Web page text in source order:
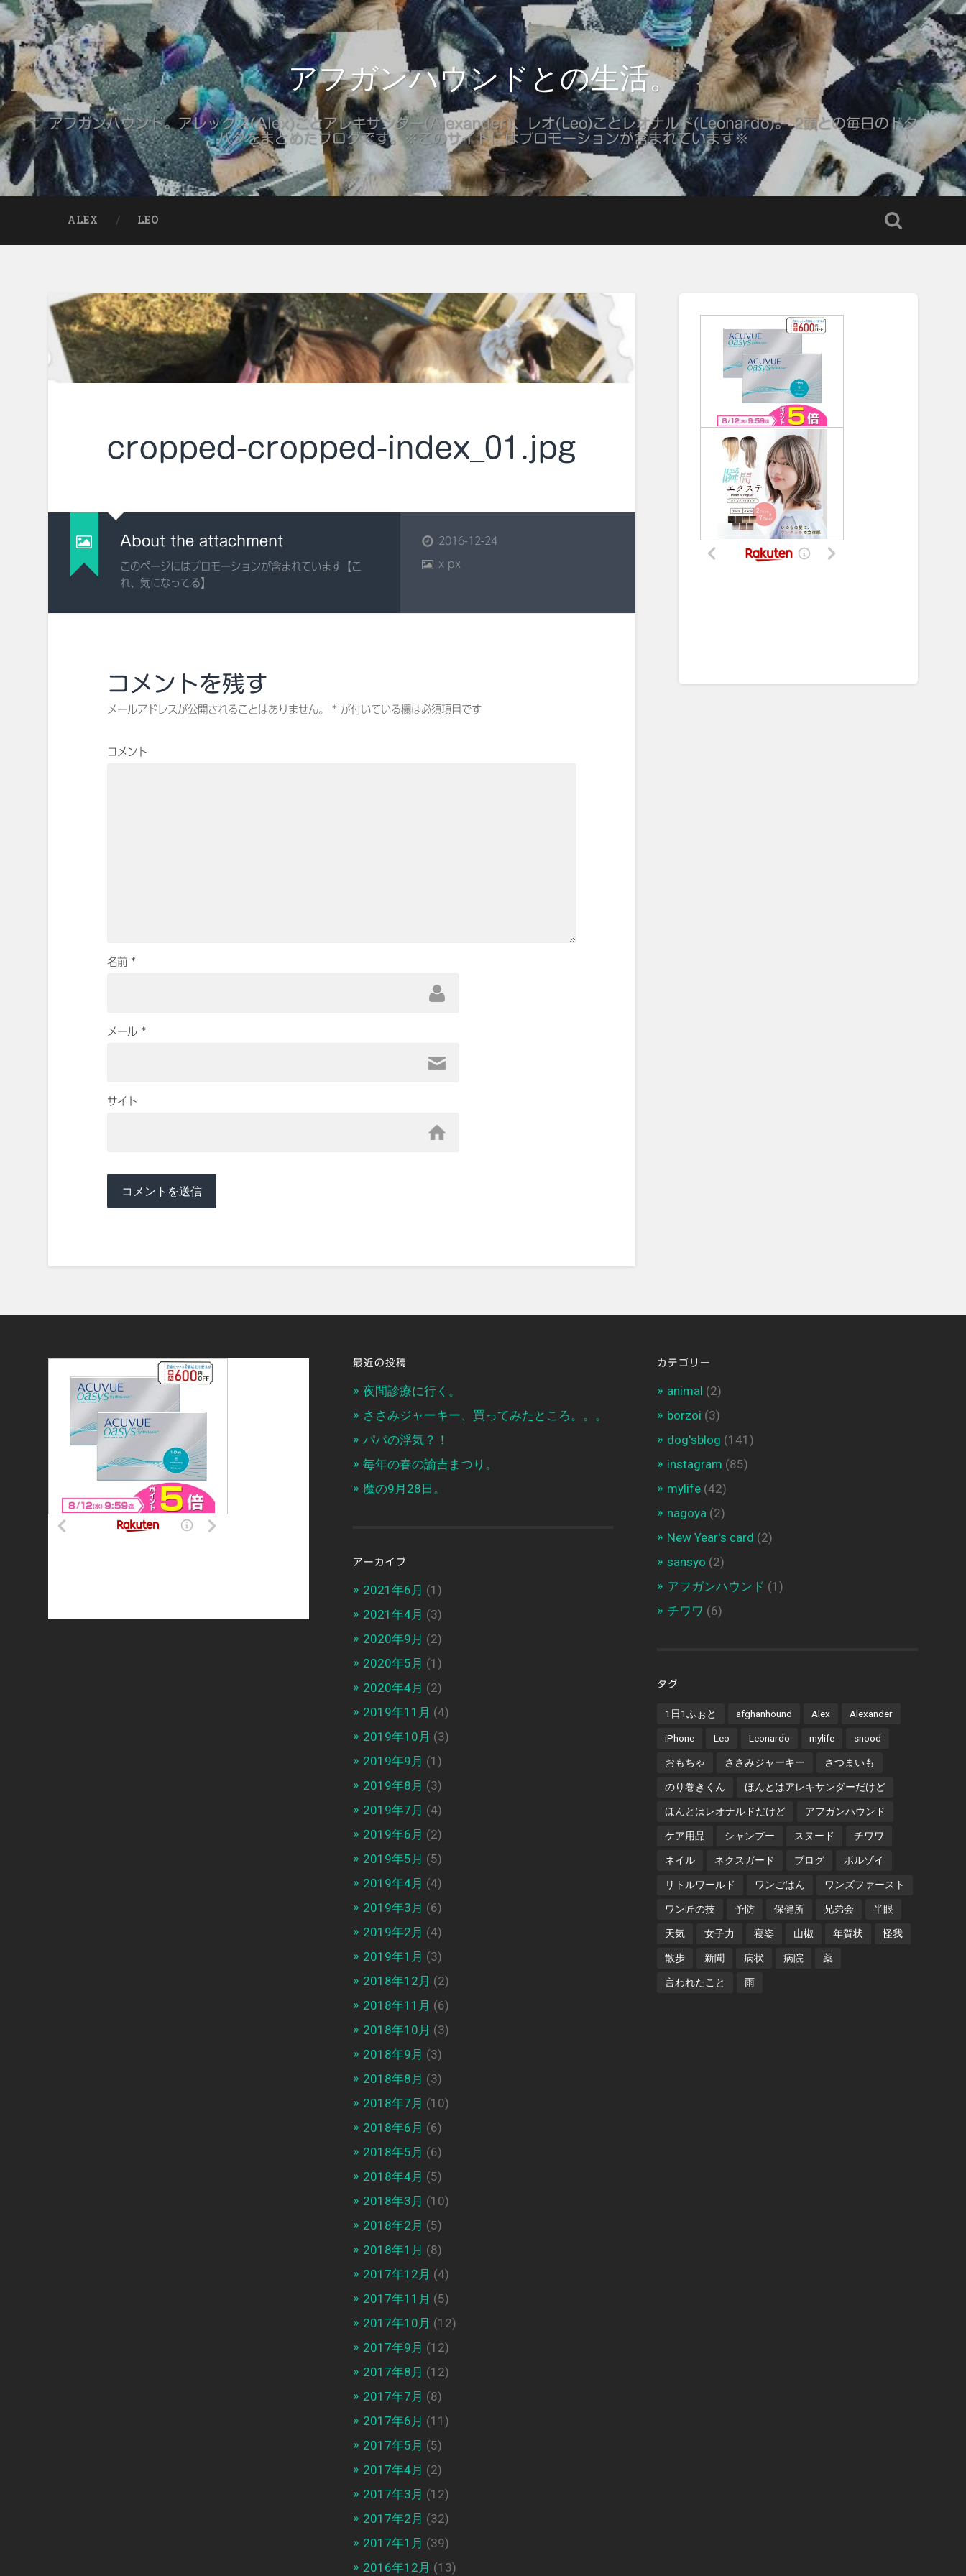
アフガンハウンドとの生活。
アフガンハウンド。アレックス(Alex)ことアレキサンダー(Alexander)、レオ(Leo)ことレオナルド(Leonardo)。 2頭との毎日のドタ
バタをまとめたブログです。※このサイトにはプロモーションが含まれています※
ALEX LEO
cropped-cropped-index_01.jpg
About the attachment
このページにはプロモーションが含まれています【こ
れ、気になってる】
2016-12-24
x px
コメントを残す
メールアドレスが公開されることはありません。 * が付いている欄は必須項目です
コメント
名前 *
メール *
サイト
最近の投稿
夜間診療に行く。
ささみジャーキー、買ってみたところ。。。
パパの浮気？！
毎年の春の諭吉まつり。
魔の9月28日。
アーカイブ
2021年6月 (1)
2021年4月 (3)
2020年9月 (2)
2020年5月 (1)
2020年4月 (2)
2019年11月 (4)
2019年10月 (3)
2019年9月 (1)
2019年8月 (3)
2019年7月 (4)
2019年6月 (2)
2019年5月 (5)
2019年4月 (4)
2019年3月 (6)
2019年2月 (4)
2019年1月 (3)
2018年12月 (2)
2018年11月 (6)
2018年10月 (3)
2018年9月 (3)
2018年8月 (3)
2018年7月 (10)
2018年6月 (6)
2018年5月 (6)
2018年4月 (5)
2018年3月 (10)
2018年2月 (5)
2018年1月 (8)
2017年12月 (4)
2017年11月 (5)
2017年10月 (12)
2017年9月 (12)
2017年8月 (12)
2017年7月 (8)
2017年6月 (11)
2017年5月 (5)
2017年4月 (2)
2017年3月 (12)
2017年2月 (32)
2017年1月 (39)
2016年12月 (13)
カテゴリー
animal (2)
borzoi (3)
dog'sblog (141)
instagram (85)
mylife(42)
nagoya (2)
New Year's card (2)
sansyo (2)
アフガンハウンド (1)
チワワ (6)
タグ
1日1ふぉと afghanhound Alex Alexander
iPhone Leo Leonardo mylife snood
おもちゃ ささみジャーキー さつまいも
のり巻きくん ほんとはアレキサンダーだけど
ほんとはレオナルドだけど アフガンハウンド
ケア用品 シャンプー スヌード チワワ
ネイル ネクスガード ブログ ボルゾイ
リトルワールド ワンごはん ワンズファースト
ワン匠の技 予防 保健所 兄弟会 半眼
天気 女子力 寝姿 山椒 年賀状 怪我
散歩 新聞 病状 病院 薬
言われたこと 雨